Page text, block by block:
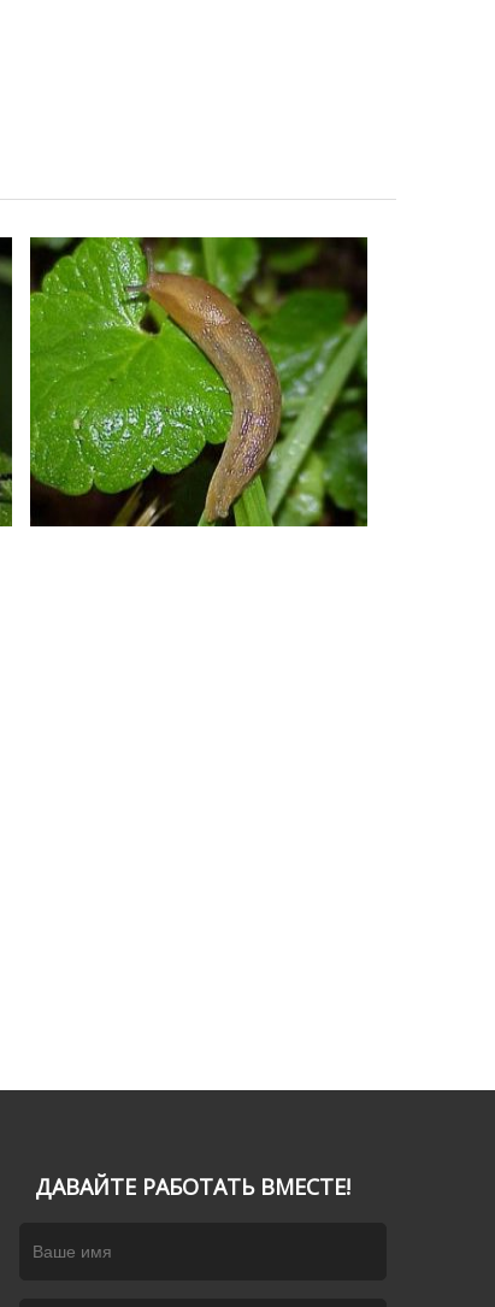
ДАВАЙТЕ РАБОТАТЬ ВМЕСТЕ!